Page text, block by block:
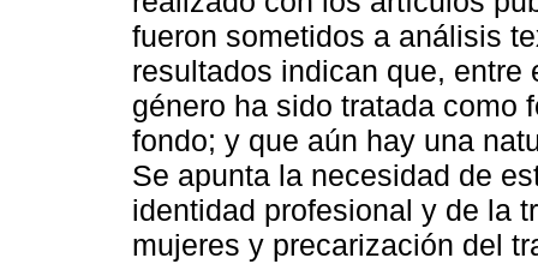
fueron sometidos a análisis
resultados indican que,
género ha sido tratada como
fondo; y que aún hay una
Se apunta la necesidad de
identidad profesional y de la
mujeres y precarización del